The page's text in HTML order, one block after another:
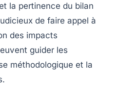
la pertinence du bilan
de faire appel à
des impacts
guider les
méthodologique et la